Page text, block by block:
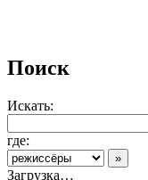
Поиск
Искать:
где:
Загрузка…